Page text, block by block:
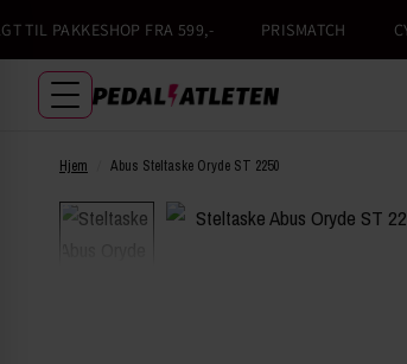
PAKKESHOP FRA 599,- PRISMATCH
Hjem Abus Steltaske Oryde ST 2250